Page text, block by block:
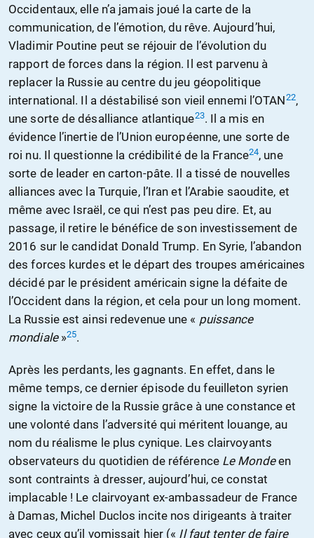
Occidentaux, elle n’a jamais joué la carte de la
communication, de l’émotion, du rêve. Aujourd’hui,
Vladimir Poutine peut se réjouir de l’évolution du
rapport de forces dans la région. Il est parvenu à
replacer la Russie au centre du jeu géopolitique
international. Il a déstabilisé son vieil ennemi l’OTAN22,
une sorte de désalliance atlantique23. Il a mis en
évidence l’inertie de l’Union européenne, une sorte de
roi nu. Il questionne la crédibilité de la France24, une
sorte de leader en carton-pâte. Il a tissé de nouvelles
alliances avec la Turquie, l’Iran et l’Arabie saoudite, et
même avec Israël, ce qui n’est pas peu dire. Et, au
passage, il retire le bénéfice de son investissement de
2016 sur le candidat Donald Trump. En Syrie, l’abandon
des forces kurdes et le départ des troupes américaines
décidé par le président américain signe la défaite de
l’Occident dans la région, et cela pour un long moment.
La Russie est ainsi redevenue une « puissance
mondiale»25.
Après les perdants, les gagnants. En effet, dans le
même temps, ce dernier épisode du feuilleton syrien
signe la victoire de la Russie grâce à une constance et
une volonté dans l’adversité qui méritent louange, au
nom du réalisme le plus cynique. Les clairvoyants
observateurs du quotidien de référence Le Mondeen
sont contraints à dresser, aujourd’hui, ce constat
implacable ! Le clairvoyant ex-ambassadeur de France
à Damas, Michel Duclos incite nos dirigeants à traiter
avec ceux qu’il vomissait hier (« Il faut tenter de faire